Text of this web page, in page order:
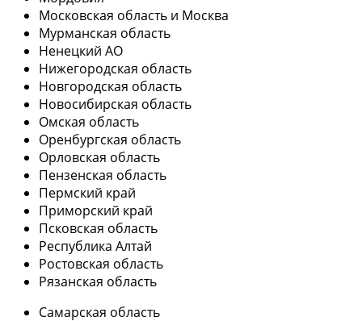
Московская область и Москва
Мурманская область
Ненецкий АО
Нижегородская область
Новгородская область
Новосибирская область
Омская область
Оренбургская область
Орловская область
Пензенская область
Пермский край
Приморский край
Псковская область
Республика Алтай
Ростовская область
Рязанская область
Самарская область